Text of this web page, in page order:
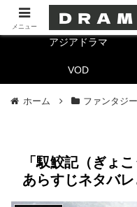
海外ドラマ
アジアドラマ
VOD
ホーム ファンタジー
「馭鮫記（ぎょ
あらすじネタバ
メニュー